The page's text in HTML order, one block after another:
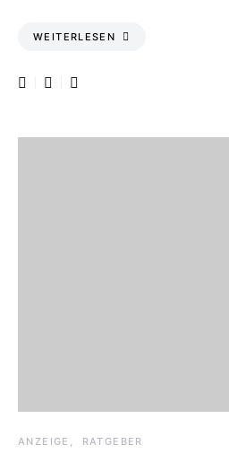
WEITERLESEN
ANZEIGE RATGEBER